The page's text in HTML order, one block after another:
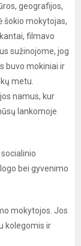
geografijos,
šokio mokytojas,
filmavo
sužinojome, jog
buvo mokiniai ir
metu.
namus, kur
lankomoje
bei gyvenimo
mokytojos. Jos
kolegomis ir